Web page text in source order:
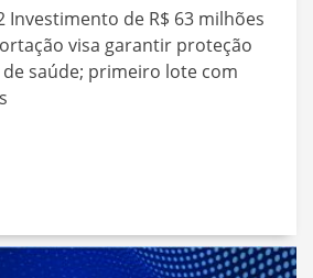
Investimento de R$ 63 milhões
visa garantir proteção
saúde; primeiro lote com